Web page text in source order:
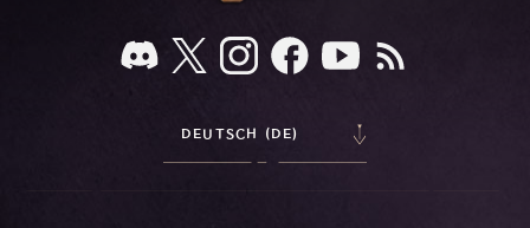
DEUTSCH (DE)